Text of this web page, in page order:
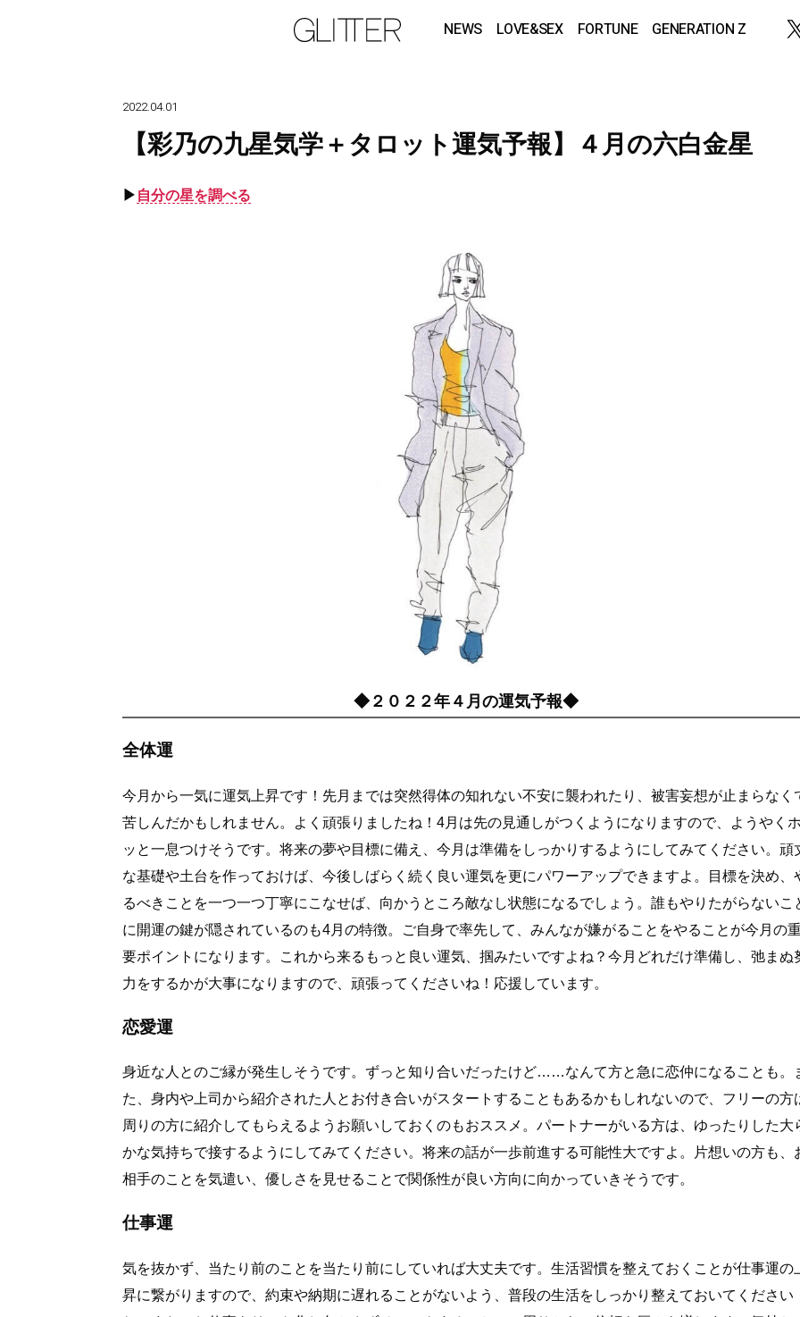
NEWS LOVE&SEX FORTUNE GENERATION Z
2022.04.01
【彩乃の九星気学＋タロット運気予報】４月の六白金星
▶︎ 自分の星を調べる
◆２０２２年４月の運気予報◆
全体運
今月から一気に運気上昇です！先月までは突然得体の知れない不安に襲われたり、被害妄想が止まらなく
苦しんだかもしれません。よく頑張りましたね！4月は先の見通しがつくようになりますので、ようやくホ
ッと一息つけそうです。将来の夢や目標に備え、今月は準備をしっかりするようにしてみてください。頑
な基礎や土台を作っておけば、今後しばらく続く良い運気を更にパワーアップできますよ。目標を決め、
るべきことを一つ一つ丁寧にこなせば、向かうところ敵なし状態になるでしょう。誰もやりたがらないこ
に開運の鍵が隠されているのも4月の特徴。ご自身で率先して、みんなが嫌がることをやることが今月の
要ポイントになります。これから来るもっと良い運気、掴みたいですよね？今月どれだけ準備し、弛まぬ
力をするかが大事になりますので、頑張ってくださいね！応援しています。
恋愛運
身近な人とのご縁が発生しそうです。ずっと知り合いだったけど……なんて方と急に恋仲になることも。
た、身内や上司から紹介された人とお付き合いがスタートすることもあるかもしれないので、フリーの方
周りの方に紹介してもらえるようお願いしておくのもおススメ。パートナーがいる方は、ゆったりした大
かな気持ちで接するようにしてみてください。将来の話が一歩前進する可能性大ですよ。片想いの方も、
相手のことを気遣い、優しさを見せることで関係性が良い方向に向かっていきそうです。
仕事運
気を抜かず、当たり前のことを当たり前にしていれば大丈夫です。生活習慣を整えておくことが仕事運の
昇に繋がりますので、約束や納期に遅れることがないよう、普段の生活をしっかり整えておいてください